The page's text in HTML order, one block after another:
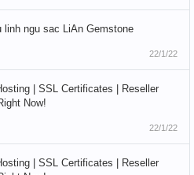
linh ngu sac LiAn Gemstone
22/1/22
| SSL Certificates | Reseller
Now!
22/1/22
| SSL Certificates | Reseller